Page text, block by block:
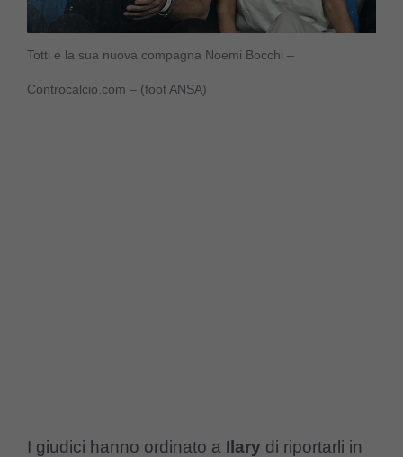
Totti e la sua nuova compagna Noemi Bocchi –
Controcalcio.com – (foot ANSA)
I giudici hanno ordinato a Ilary di riportarli in